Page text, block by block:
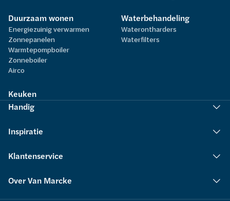
Duurzaam wonen
Energiezuinig verwarmen
Zonnepanelen
Warmtepompboiler
Zonneboiler
Airco
Waterbehandeling
Waterontharders
Waterfilters
Keuken
Handig
Inspiratie
Klantenservice
Over Van Marcke